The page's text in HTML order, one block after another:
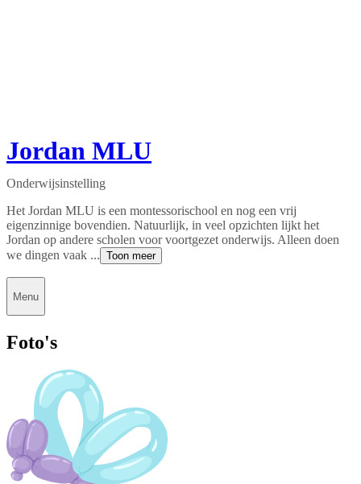
Jordan MLU
Onderwijsinstelling
Het Jordan MLU is een montessorischool en nog een vrij
eigenzinnige bovendien. Natuurlijk, in veel opzichten lijkt het
Jordan op andere scholen voor voortgezet onderwijs. Alleen doen
we dingen vaak ... Toon meer
Menu
Foto's